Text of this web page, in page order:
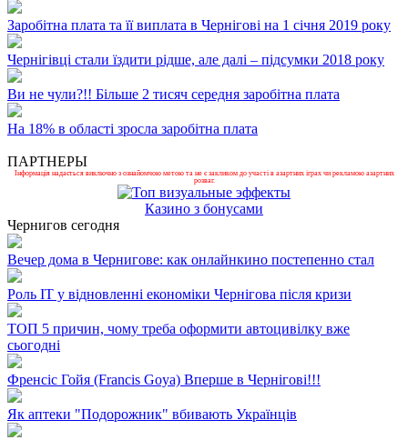
Заробітна плата та її виплата в Чернігові на 1 січня 2019 року
Чернігівці стали їздити рідше, але далі – підсумки 2018 року
Ви не чули?!! Більше 2 тисяч середня заробітна плата
На 18% в області зросла заробітна плата
ПАРТНЕРЫ
Інформація надається виключно з ознайомчою метою та не є закликом до участі в азартних іграх чи рекламою азартних
розваг.
Казино з бонусами
Чернигов сегодня
Вечер дома в Чернигове: как онлайнкино постепенно стал
Роль ІТ у відновленні економіки Чернігова після кризи
ТОП 5 причин, чому треба оформити автоцивілку вже
сьогодні
Френсіс Гойя (Francis Goya) Вперше в Чернігові!!!
Як аптеки "Подорожник" вбивають Українців